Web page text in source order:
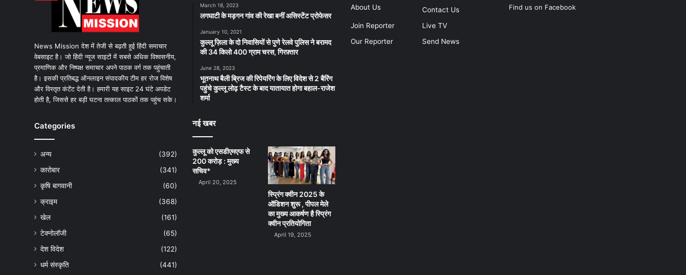
News Mission देश में तेजी से बढ़ती हुई हिंदी समाचार
वेबसाइट है। जो हिंदी न्यूज साइटों में सबसे अधिक विश्वसनीय,
प्रमाणिक और निष्पक्ष समाचार अपने पाठक वर्ग तक पहुंचाती
है। इसकी प्रतिबद्ध ऑनलाइन संपादकीय टीम हर रोज विशेष
और विस्तृत कंटेंट देती है। हमारी यह साइट 24 घंटे अपडेट
होती है, जिससे हर बड़ी घटना तत्काल पाठकों तक पहुंच सके।
Categories
अन्य
(392)
कारोबार
(341)
कृषि बागवानी
(60)
क्राइम
(368)
खेल
(161)
टेक्नोलॉजी
(65)
देश विदेश
(122)
धर्म संस्कृति
(441)
March 18, 2023
लगघाटी के मड़गन गांव की रेखा बनीं असिस्टेंट प्रोफेसर
January 10, 2021
कुल्लू ज़िला के दो निवासियों से पुणे रेलवे पुलिस ने बरामद
की 34 किलो 400 ग्राम चरस, गिरफ़्तार
June 28, 2023
भूतनाथ बैली ब्रिज की रिपेयरिंग के लिए विदेश से 2 बैरिंग
पहुंचे कुल्लू लोढ़ टैस्ट के बाद यातायात होगा बहाल-राजेश
शर्मा
नई खबर
कुल्लू को एसडीएमएफ से
200 करोड़ : मुख्य
सचिव*
April 20, 2025
स्प्रिंग क्वीन 2025 के
ऑडिशन शुरू , पीपल मेले
का मुख्य आकर्षण है स्प्रिंग
क्वीन प्रतियोगिता
April 19, 2025
About Us
Contact Us
Join Reporter
Live TV
Our Reporter
Send News
Find us on Facebook